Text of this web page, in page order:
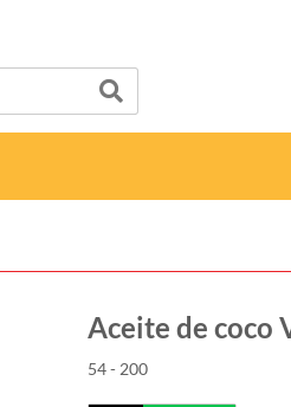
Aceite de coco
54 - 200